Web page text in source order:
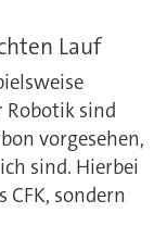
Lauf
Robotik sind
vorgesehen,
sind. Hierbei
sondern